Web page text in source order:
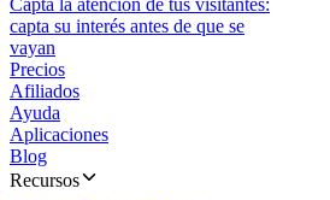
Capta la atención de tus visitantes:
capta su interés antes de que se
vayan
Precios
Afiliados
Ayuda
Aplicaciones
Blog
Recursos